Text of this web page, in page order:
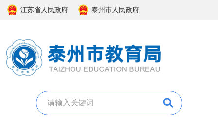
江苏省人民政府 泰州市人民政府